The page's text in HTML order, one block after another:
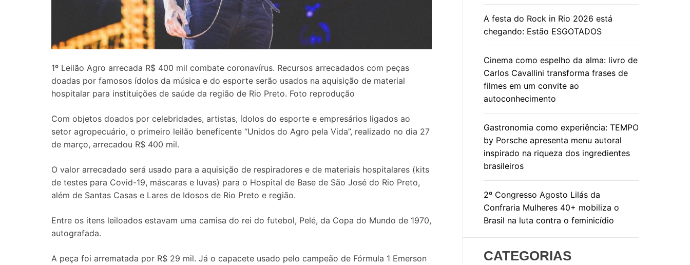
1º Leilão Agro arrecada R$ 400 mil combate coronavírus. Recursos arrecadados com peças
doadas por famosos ídolos da música e do esporte serão usados na aquisição de material
hospitalar para instituições de saúde da região de Rio Preto. Foto reprodução
Com objetos doados por celebridades, artistas, ídolos do esporte e empresários ligados ao
setor agropecuário, o primeiro leilão beneficente “Unidos do Agro pela Vida”, realizado no dia 27
de março, arrecadou R$ 400 mil.
O valor arrecadado será usado para a aquisição de respiradores e de materiais hospitalares (kits
de testes para Covid-19, máscaras e luvas) para o Hospital de Base de São José do Rio Preto,
além de Santas Casas e Lares de Idosos de Rio Preto e região.
Entre os itens leiloados estavam uma camisa do rei do futebol, Pelé, da Copa do Mundo de 1970,
autografada.
A peça foi arrematada por R$ 29 mil. Já o capacete usado pelo campeão de Fórmula 1 Emerson
A festa do Rock in Rio 2026 está
chegando: Estão ESGOTADOS
Cinema como espelho da alma: livro de
Carlos Cavallini transforma frases de
filmes em um convite ao
autoconhecimento
Gastronomia como experiência: TEMPO
by Porsche apresenta menu autoral
inspirado na riqueza dos ingredientes
brasileiros
2º Congresso Agosto Lilás da
Confraria Mulheres 40+ mobiliza o
Brasil na luta contra o feminicídio
CATEGORIAS